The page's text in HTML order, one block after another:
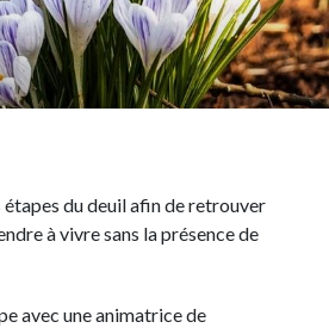
étapes du deuil afin de retrouver
à vivre sans la présence de
avec une animatrice de